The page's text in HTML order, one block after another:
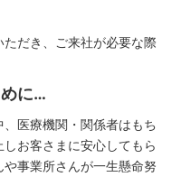
だき、ご来社が必要な際
に…
医療機関・関係者はもち
お客さまに安心してもら
事業所さんが一生懸命努